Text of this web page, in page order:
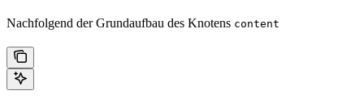
Nachfolgend der Grundaufbau des Knotens content